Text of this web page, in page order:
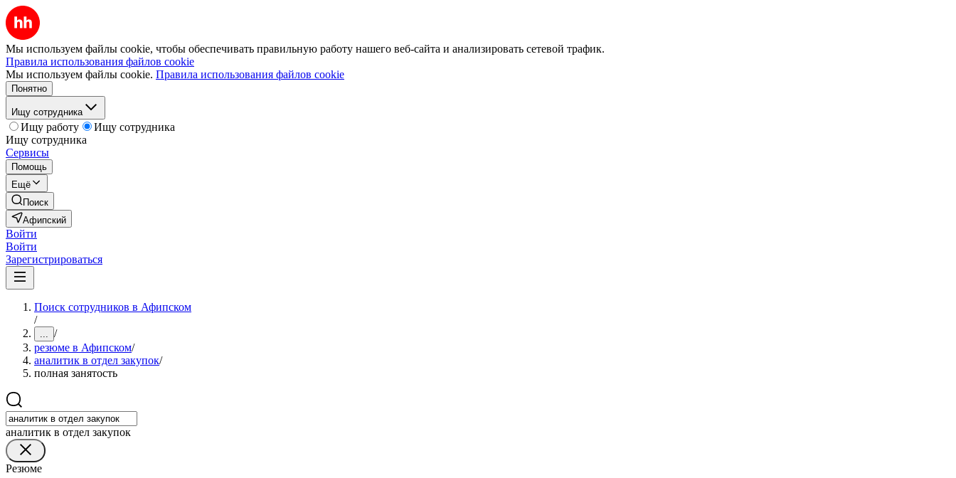
Мы используем файлы cookie, чтобы обеспечивать правильную работу нашего веб-сайта и анализировать сетевой трафик.
Правила использования файлов cookie
Мы используем файлы cookie. Правила использования файлов cookie
Понятно
Ищу сотрудника
Ищу работу
Ищу сотрудника
Ищу сотрудника
Сервисы
Помощь
Ещё
Поиск
Афипский
Войти
Войти
Зарегистрироваться
Поиск сотрудников в Афипском
/
... /
резюме в Афипском/
аналитик в отдел закупок/
полная занятость
аналитик в отдел закупок
Резюме